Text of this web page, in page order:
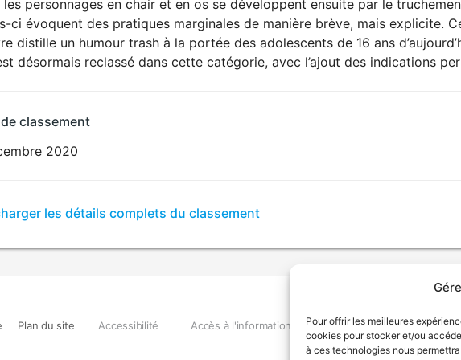
Pour offrir les meilleures
cookies pour stocker et/ou
à ces technologies nous
les personnages en chair et en os se développent ensuite par le
ci évoquent des pratiques marginales de manière brève, mais explicite.
distille un humour trash à la portée des adolescents de 16 ans
désormais reclassé dans cette catégorie, avec l’ajout des indications
classement
2020
les détails complets du classement
Plan du site Accessibilité Accès à l'information Déclaration de services